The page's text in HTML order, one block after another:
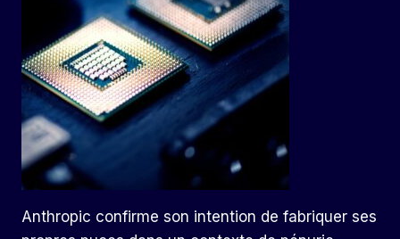
Anthropic confirme son intention de fabriquer ses